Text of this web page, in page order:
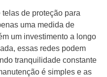
telas de proteção para
uma medida de
um investimento a longo
essas redes podem
tranquilidade constante
é simples e as